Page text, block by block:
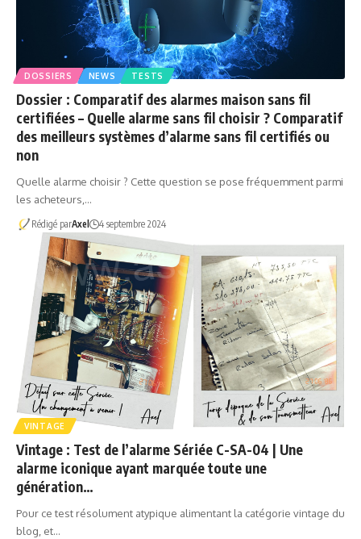
DOSSIERS NEWS TESTS
Dossier : Comparatif des alarmes maison sans fil
certifiées – Quelle alarme sans fil choisir ? Comparatif
des meilleurs systèmes d’alarme sans fil certifiés ou
non
Quelle alarme choisir ? Cette question se pose fréquemment parmi
les acheteurs,…
Rédigé parAxel 4 septembre 2024
VINTAGE
Vintage : Test de l’alarme Sériée C-SA-04 | Une
alarme iconique ayant marquée toute une
génération…
Pour ce test résolument atypique alimentant la catégorie vintage du
blog, et…